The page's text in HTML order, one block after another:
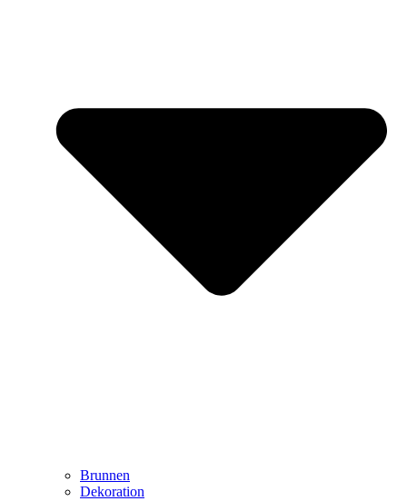
Brunnen
Dekoration